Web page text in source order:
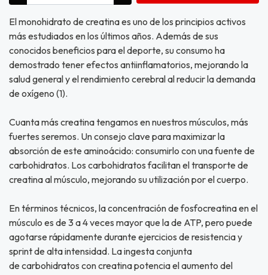
El monohidrato de creatina es uno de los principios activos
más estudiados en los últimos años. Además de sus
conocidos beneficios para el deporte, su consumo ha
demostrado tener efectos antiinflamatorios, mejorando la
salud general y el rendimiento cerebral al reducir la demanda
de oxígeno (1).
Cuanta más creatina tengamos en nuestros músculos, más
fuertes seremos. Un consejo clave para maximizar la
absorción de este aminoácido: consumirlo con una fuente de
carbohidratos. Los carbohidratos facilitan el transporte de
creatina al músculo, mejorando su utilización por el cuerpo.
En términos técnicos, la concentración de fosfocreatina en el
músculo es de 3 a 4 veces mayor que la de ATP, pero puede
agotarse rápidamente durante ejercicios de resistencia y
sprint de alta intensidad. La ingesta conjunta
de carbohidratos con creatina potencia el aumento del